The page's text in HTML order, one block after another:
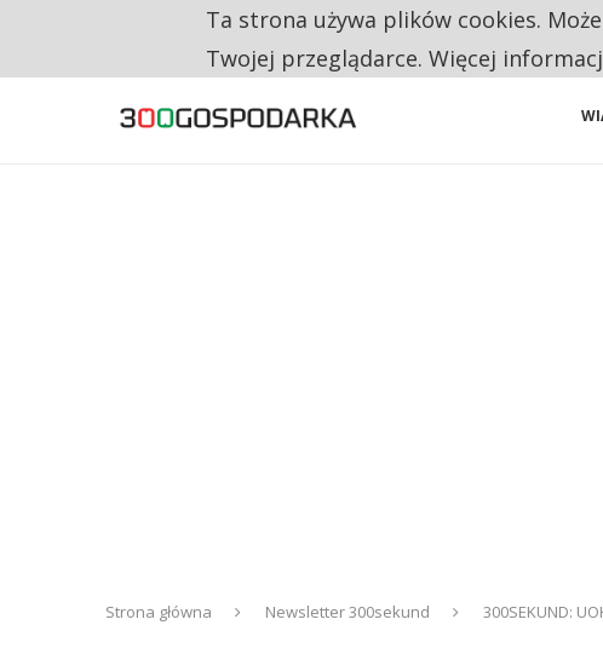
NA JEDEN WAKAT PRZYPADAJĄ 62 ZGŁOSZENIA.
Strona główna Newsletter 300sekund 300SEKUND:
Ta strona używa plików cookies.
Twojej przeglądarce. Więcej